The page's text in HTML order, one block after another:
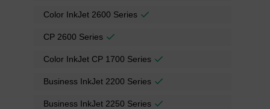
Color InkJet 2600 Series
CP 2600 Series
Color InkJet CP 1700 Series
Business InkJet 2200 Series
Business InkJet 2250 Series